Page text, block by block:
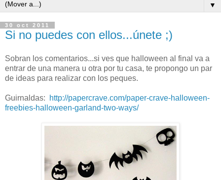
▼
30 oct 2011
Si no puedes con ellos...únete ;)
Sobran los comentarios...si ves que halloween al final va a
entrar de una manera u otra por tu casa, te propongo un par
de ideas para realizar con los peques.
Guirnaldas:
http://papercrave.com/paper-crave-halloween-
freebies-halloween-garland-two-ways/